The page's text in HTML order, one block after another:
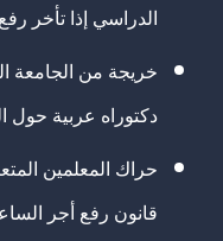
الدراسي إذا تأخر
خريجة من الجامعة
دكتوراه عربية حول
حراك المعلمين
قانون رفع أجر